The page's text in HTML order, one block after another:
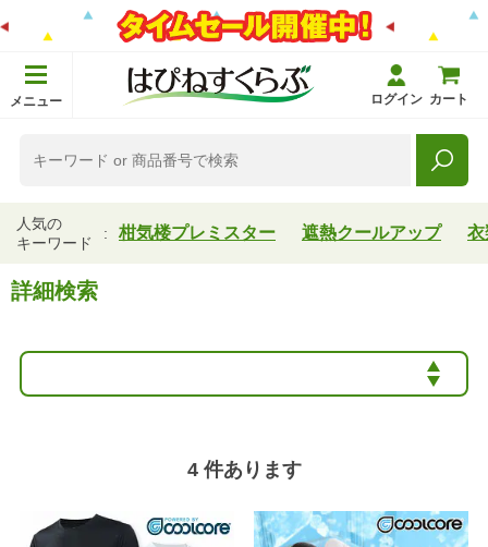
メニュー ログイン カート
人気の
キーワード
柑気楼プレミスター 遮熱クールアップ 衣
詳細検索
4 件あります